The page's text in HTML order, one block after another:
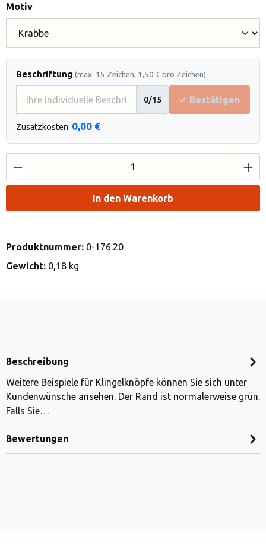
Motivauswählen
Beschriftung (max. 15 Zeichen, 1,50 € pro Zeichen)
0/15 ✓ Bestätigen
Zusatzkosten: 0,00 €
Produkt Anzahl: Gib den gewünschten
In den Warenkorb
Produktnummer: 0-176.20
Gewicht: 0,18 kg
Beschreibung
Weitere Beispiele für Klingelknöpfe können Sie sich unter
Kundenwünsche ansehen. Der Rand ist normalerweise grün.
Falls Sie…
Bewertungen